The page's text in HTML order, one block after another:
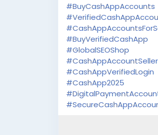
#BuyCashAppAccounts
#BuyVerifiedCashApp
#GlobalSEOShop
#CashAppAccountSeller
#CashAppVerifiedLogin
#CashApp2025